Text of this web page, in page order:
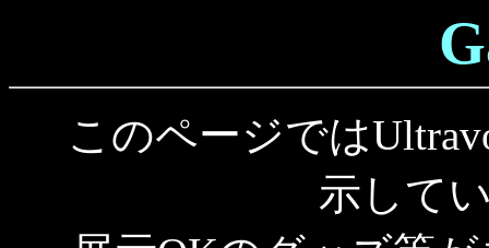
このページでは
示して